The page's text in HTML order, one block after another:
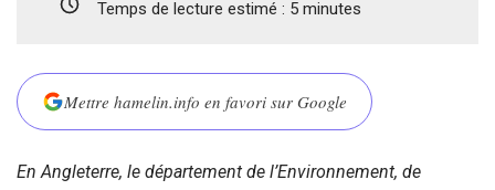
Temps de lecture estimé : 5 minutes
Mettre hamelin.info en favori sur Google
En Angleterre, le département de l’Environnement, de